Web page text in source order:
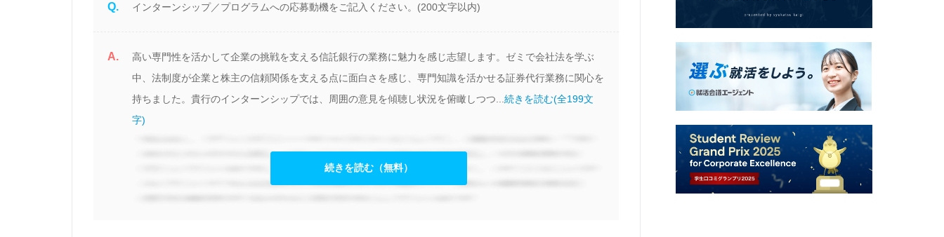
Q. インターンシップ／プログラムへの応募動機をご記入ください。(200文字以内)
A.
高い専門性を活かして企業の挑戦を支える信託銀行の業務に魅力を感じ志望します。ゼミで会社法を学ぶ
中、法制度が企業と株主の信頼関係を支える点に面白さを感じ、専門知識を活かせる証券代行業務に関心を
持ちました。貴行のインターンシップでは、周囲の意見を傾聴し状況を俯瞰しつつ... 続きを読む(全199文
字)
続きを読む（無料）
塾講師のリーダーとして成績不振の生徒の家
た。本質的な解決には深い信頼と多角的なアプ
貴行が金融・不動産等の信託機能を駆使し、顧